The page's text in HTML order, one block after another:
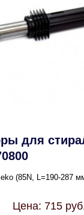
для
(85N, L=190-287
Цена: 715